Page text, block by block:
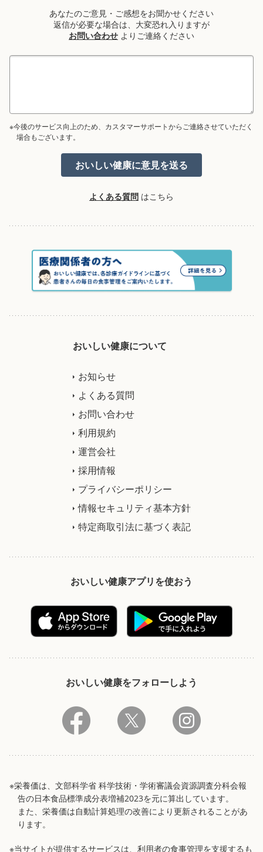
あなたのご意見・ご感想をお聞かせください
返信が必要な場合は、大変恐れ入りますが
お問い合わせ よりご連絡ください
※今後のサービス向上のため、カスタマーサポートからご連絡させていただく
場合もございます。
よくある質問 はこちら
おいしい健康について
お知らせ
よくある質問
お問い合わせ
利用規約
運営会社
採用情報
プライバシーポリシー
情報セキュリティ基本方針
特定商取引法に基づく表記
おいしい健康アプリを使おう
おいしい健康をフォローしよう
※栄養価は、文部科学省 科学技術・学術審議会資源調査分科会報
告の日本食品標準成分表増補2023を元に算出しています。
また、栄養価は自動計算処理の改善により更新されることがあ
ります。
※当サイトが提供するサービスは、利用者の食事管理を支援するも